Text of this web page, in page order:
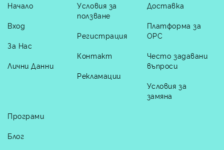
Начало
Вход
За Нас
Лични Данни
Условия за
ползване
Регистрация
Контакт
Рекламации
Доставка
Платформа за
ОРС
Често задавани
въпроси
Условия за
замяна
Програми
Блог